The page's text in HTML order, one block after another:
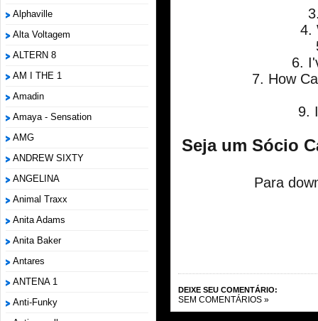
Alphaville
Alta Voltagem
ALTERN 8
AM I THE 1
Amadin
Amaya - Sensation
AMG
ANDREW SIXTY
ANGELINA
Animal Traxx
Anita Adams
Anita Baker
Antares
ANTENA 1
Anti-Funky
4.
6.
7. How
9.
Seja um Sócio
Para
DEIXE SEU COMENTÁRIO:
SEM COMENTÁRIOS »